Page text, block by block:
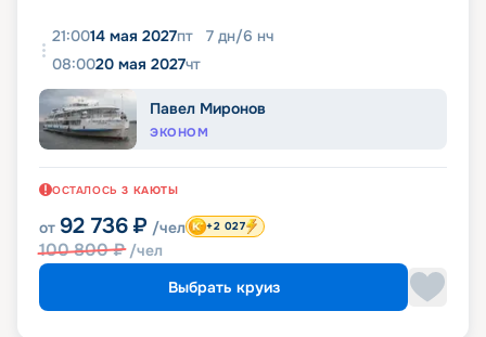
21:0014 мая 2027пт 7 дн/6 нч
08:0020 мая 2027чт
Павел Миронов
ЭКОНОМ
ОСТАЛОСЬ 3 КАЮТЫ
от 92 736 ₽ /чел
100 800₽ /чел
+2 027
Выбрать круиз